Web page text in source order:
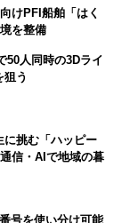
けPFI船舶「はく
を整備
50人同時の3Dライ
う
に挑む「ハッピー
信・AIで地域の暮
号を使い分け可能